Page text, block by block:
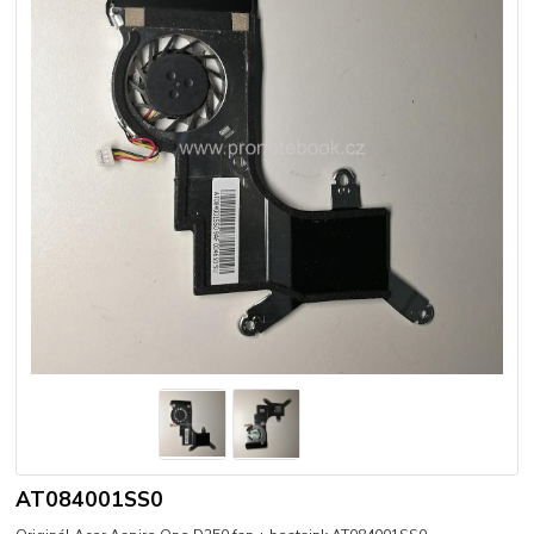
AT084001SS0